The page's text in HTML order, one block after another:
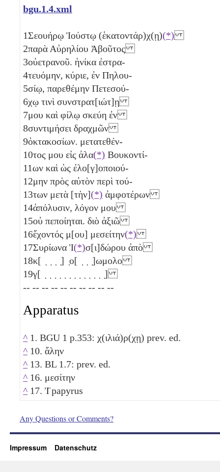
bgu.1.4.xml
1Σεουήρῳ Ἰούστῳ (ἑκατοντάρ)χ(ῃ)(*)
2παρὰ Αὐρηλίου Ἀβοῦτος
3οὐετρανοῦ. ἡνίκα ἐστρα-
4τευόμην, κύριε, ἐν Πηλου-
5σίῳ, παρεθέμην Πετεσού-
6χῳ τινὶ συνστρατ[ιώτ]ῃ
7μου καὶ φίλῳ σκεύη ἐν
8συντιμήσει δραχμῶν
9ὀκτακοσίων. μετατεθέν-
10τος μου εἰς ἀλα(*) Βουκοντί-
11ων καὶ ὡς ἐλο[γ]οποιού-
12μην πρὸς αὐτὸν περὶ τού-
13των μετὰ [τὴν](*) ἀμφοτέρων
14ἀπόλυσιν, λόγον μου
15οὐ πεποίηται. διὸ ἀξιῶ
16ἔχοντός μ[ου] μεσείτην(*)
17Συρίωνα Ἰ(*)σ[ι]δώρου ἀπὸ
18κ[ ̣ ̣ ̣ ̣] ̣ο[ ̣ ̣ ̣]ωμολο
19γ[ ̣ ̣ ̣ ̣ ̣ ̣ ̣ ̣ ̣ ̣ ̣ ̣ ̣]
-- -- -- -- -- -- -- -- -- --
Apparatus
^ 1. BGU 1 p.353: χ(ιλιά)ρ(χῃ) prev. ed.
^ 10. ἄλην
^ 13. BL 1.7: prev. ed.
^ 16. μεσίτην
^ 17. Ἰ̈ papyrus
Any Questions or Comments?
Impressum Datenschutz